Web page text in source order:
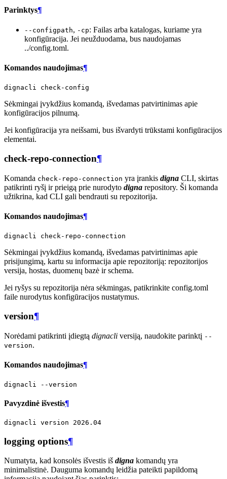
Parinktys¶
--configpath, -cp: Failas arba katalogas, kuriame yra
konfigūracija. Jei neužduodama, bus naudojamas
../config.toml.
Komandos naudojimas¶
dignacli
Sėkmingai įvykdžius komandą, išvedamas patvirtinimas apie
konfigūracijos pilnumą.
Jei konfigūracija yra neišsami, bus išvardyti trūkstami konfigūracijos
elementai.
check-repo-connection¶
Komanda check-repo-connection yra įrankis digna CLI, skirtas
patikrinti ryšį ir prieigą prie nurodyto digna repository. Ši komanda
užtikrina, kad CLI gali bendrauti su repozitorija.
Komandos naudojimas¶
dignacli
Sėkmingai įvykdžius komandą, išvedamas patvirtinimas apie
prisijungimą, kartu su informacija apie repozitoriją: repozitorijos
versija, hostas, duomenų bazė ir schema.
Jei ryšys su repozitorija nėra sėkmingas, patikrinkite config.toml
faile nurodytus konfigūracijos nustatymus.
version¶
Norėdami patikrinti įdiegtą dignacli versiją, naudokite parinktį --
version.
Komandos naudojimas¶
dignacli
Pavyzdinė išvestis¶
dignacli version 2026
logging options¶
Numatyta, kad konsolės išvestis iš digna komandų yra
minimalistinė. Dauguma komandų leidžia pateikti papildomą